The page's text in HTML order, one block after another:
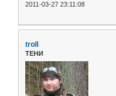
2011-03-27 23:11:08
troll
ТЕНИ